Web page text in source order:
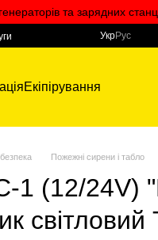
та зарядних
УкрРус
Екіпірування
Пожежні сирени і табло
1 (12/24V)
світловий